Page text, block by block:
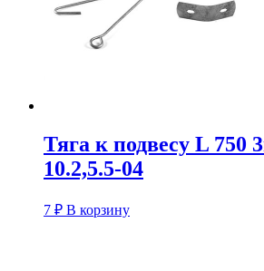
Тяга к подвесу L
10.2,5.5-04
7 ₽ В корзину